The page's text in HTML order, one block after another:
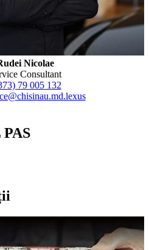
Nicolae
Consultant
79 005 132